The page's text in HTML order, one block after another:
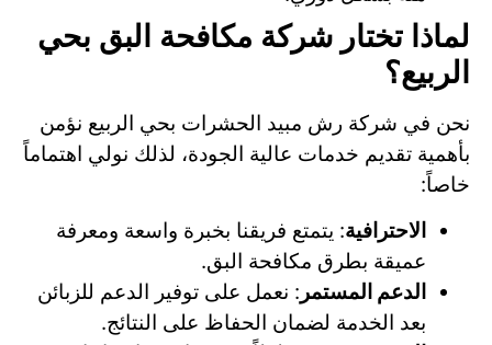
لماذا تختار شركة مكافحة البق بحي
الربيع؟
نحن في شركة رش مبيد الحشرات بحي الربيع نؤمن
بأهمية تقديم خدمات عالية الجودة، لذلك نولي اهتماماً
خاصاً:
الاحترافية: يتمتع فريقنا بخبرة واسعة ومعرفة
عميقة بطرق مكافحة البق.
الدعم المستمر : نعمل على توفير الدعم للزبائن
بعد الخدمة لضمان الحفاظ على النتائج.